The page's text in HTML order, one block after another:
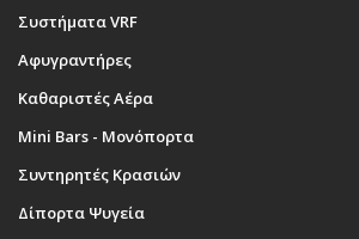
Συστήματα VRF
Αφυγραντήρες
Καθαριστές Αέρα
Mini Bars - Μονόπορτα
Συντηρητές Κρασιών
Δίπορτα Ψυγεία